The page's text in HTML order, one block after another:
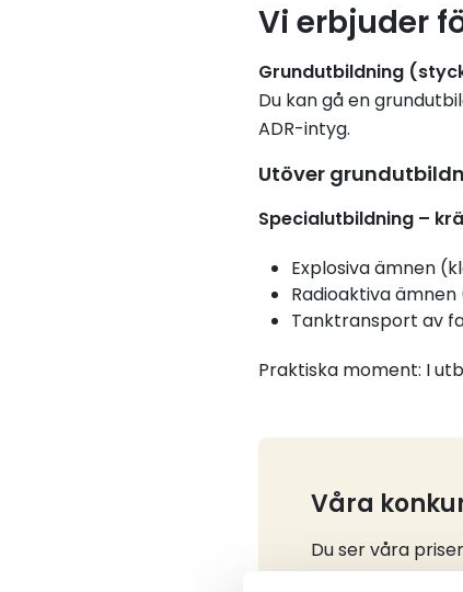
Vi erbjuder
Grundutbildning
Du kan gå en
ADR-intyg.
Utöver
Specialutbildning –
Explosiva ämnen
Radioaktiva ämnen
Tanktransport av
Praktiska moment: I
Våra
Du ser våra
kan deltagarna